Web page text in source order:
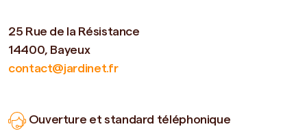
25 Rue de la Résistance
14400, Bayeux
contact@jardinet.fr
Ouverture et standard téléphonique